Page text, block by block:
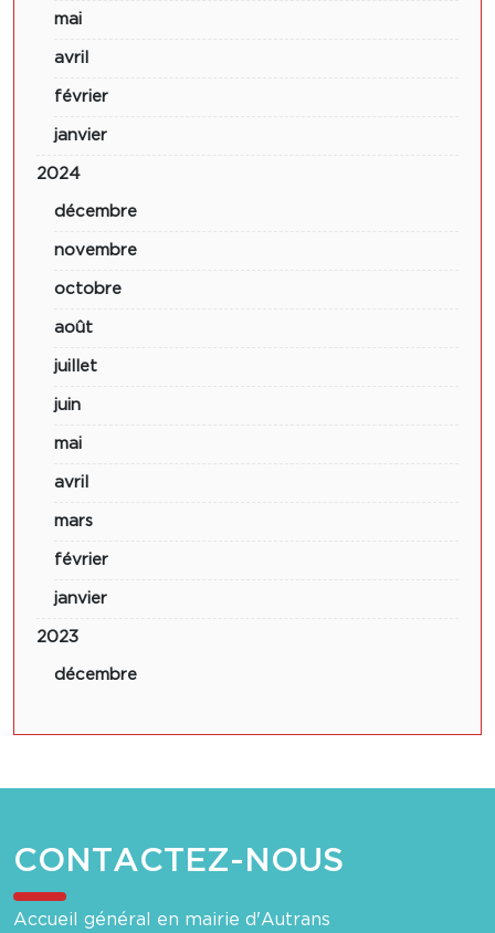
mai
avril
février
janvier
2024
décembre
novembre
octobre
août
juillet
juin
mai
avril
mars
février
janvier
2023
décembre
CONTACTEZ-NOUS
Accueil général en mairie d'Autrans